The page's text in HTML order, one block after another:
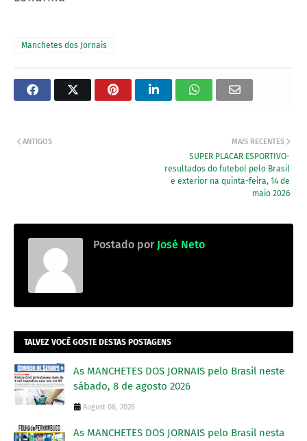
Manchetes dos Jornais
MAIS RECENTES
SUPER PLACAR ESPORTIVO-
resultados do futebol pelo Brasil
e exterior na quinta-feira, 14 de
maio 2026
ANTIGOS
Postado por José Neto
TALVEZ VOCÊ GOSTE DESTAS POSTAGENS
As MANCHETES DOS JORNAIS pelo Brasil neste
sábado, 8 de agosto 2026
August 08, 2026
As MANCHETES DOS JORNAIS pelo Brasil nesta